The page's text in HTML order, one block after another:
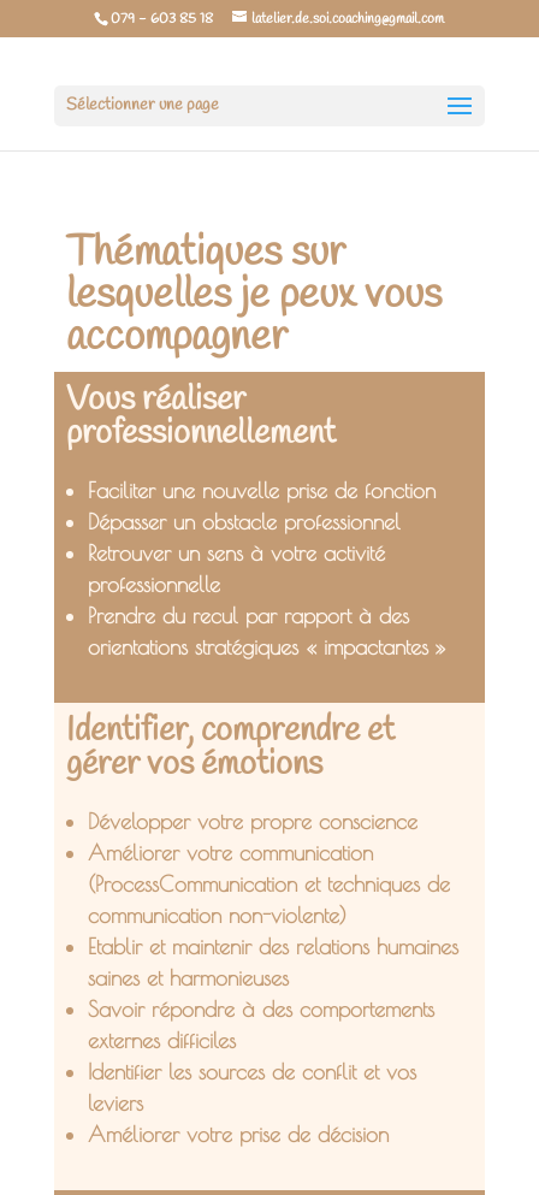
079 - 603 85 18 latelier.de.soi.coaching@gmail.com
Sélectionner une page
Thématiques sur
lesquelles je peux vous
accompagner
Vous réaliser
professionnellement
Faciliter une nouvelle prise de fonction
Dépasser un obstacle professionnel
Retrouver un sens à votre activité
professionnelle
Prendre du recul par rapport à des
orientations stratégiques « impactantes »
Identifier, comprendre et
gérer vos émotions
Développer votre propre conscience
Améliorer votre communication
(ProcessCommunication et techniques de
communication non-violente)
Etablir et maintenir des relations humaines
saines et harmonieuses
Savoir répondre à des comportements
externes difficiles
Identifier les sources de conflit et vos
leviers
Améliorer votre prise de décision